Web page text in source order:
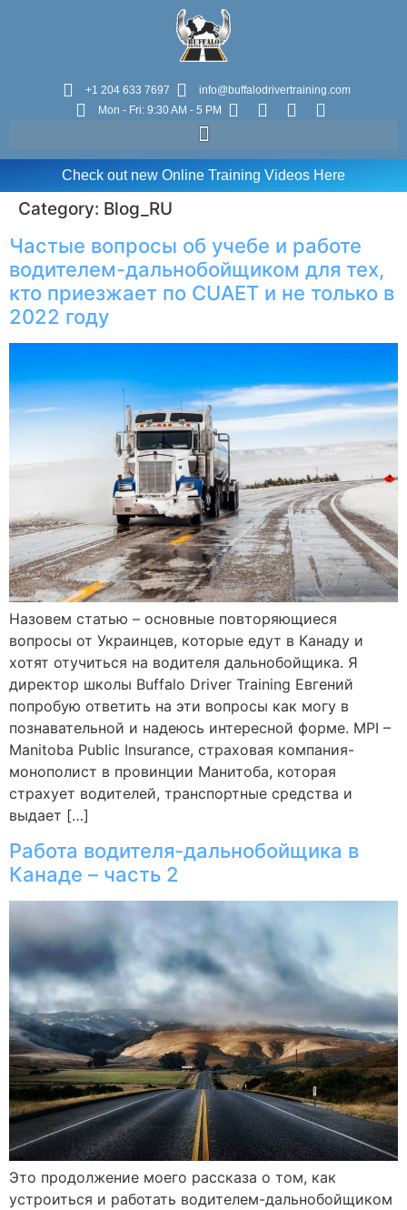
+1 204 633 7697
info@buffalodrivertraining.com
Mon - Fri: 9:30 AM - 5 PM
Check out new Online Training Videos Here
Category: Blog_RU
Частые вопросы об учебе и работе
водителем-дальнобойщиком для тех,
кто приезжает по CUAET и не только в
2022 году
Назовем статью – основные повторяющиеся
вопросы от Украинцев, которые едут в Канаду и
хотят отучиться на водителя дальнобойщика. Я
директор школы Buffalo Driver Training Евгений
попробую ответить на эти вопросы как могу в
познавательной и надеюсь интересной форме. MPI –
Manitoba Public Insurance, страховая компания-
монополист в провинции Манитоба, которая
страхует водителей, транспортные средства и
выдает […]
Работа водителя-дальнобойщика в
Канаде – часть 2
Это продолжение моего рассказа о том, как
устроиться и работать водителем-дальнобойщиком